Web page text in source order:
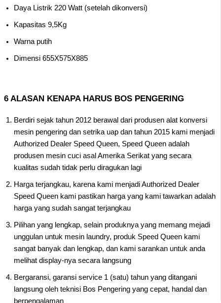
Daya Listrik 220 Watt (setelah dikonversi)
Kapasitas 9,5Kg
Warna putih
Dimensi 655X575X885
6 ALASAN KENAPA HARUS BOS PENGERING
Berdiri sejak tahun 2012 berawal dari produsen alat konversi
mesin pengering dan setrika uap dan tahun 2015 kami menjadi
Authorized Dealer Speed Queen, Speed Queen adalah
produsen mesin cuci asal Amerika Serikat yang secara
kualitas sudah tidak perlu diragukan lagi
Harga terjangkau, karena kami menjadi Authorized Dealer
Speed Queen kami pastikan harga yang kami tawarkan adalah
harga yang sudah sangat terjangkau
Pilihan yang lengkap, selain produknya yang memang mejadi
unggulan untuk mesin laundry, produk Speed Queen kami
sangat banyak dan lengkap, dan kami sarankan untuk anda
melihat display-nya secara langsung
Bergaransi, garansi service 1 (satu) tahun yang ditangani
langsung oleh teknisi Bos Pengering yang cepat, handal dan
berpengalaman